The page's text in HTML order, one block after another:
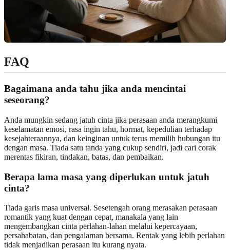
FAQ
Bagaimana anda tahu jika anda mencintai
seseorang?
Anda mungkin sedang jatuh cinta jika perasaan anda merangkumi
keselamatan emosi, rasa ingin tahu, hormat, kepedulian terhadap
kesejahteraannya, dan keinginan untuk terus memilih hubungan itu
dengan masa. Tiada satu tanda yang cukup sendiri, jadi cari corak
merentas fikiran, tindakan, batas, dan pembaikan.
Berapa lama masa yang diperlukan untuk jatuh
cinta?
Tiada garis masa universal. Sesetengah orang merasakan perasaan
romantik yang kuat dengan cepat, manakala yang lain
mengembangkan cinta perlahan-lahan melalui kepercayaan,
persahabatan, dan pengalaman bersama. Rentak yang lebih perlahan
tidak menjadikan perasaan itu kurang nyata.